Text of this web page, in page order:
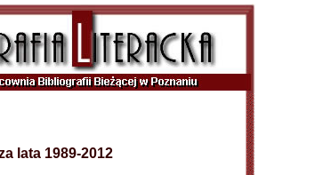
lata 1989-2012